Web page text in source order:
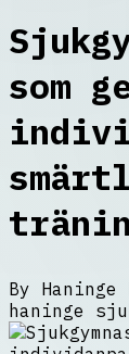
som
By Haninge
haninge